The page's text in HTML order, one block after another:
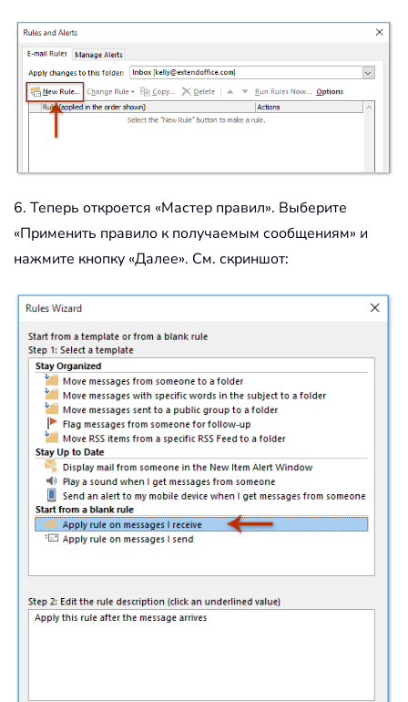
6. Теперь откроется «Мастер правил». Выберите
«Применить правило к получаемым сообщениям» и
нажмите кнопку «Далее». См. скриншот: